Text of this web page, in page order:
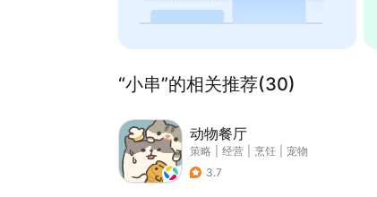
“小串”的相关推荐(30)
动物餐厅
策略 经营 烹饪
宠物
3.7